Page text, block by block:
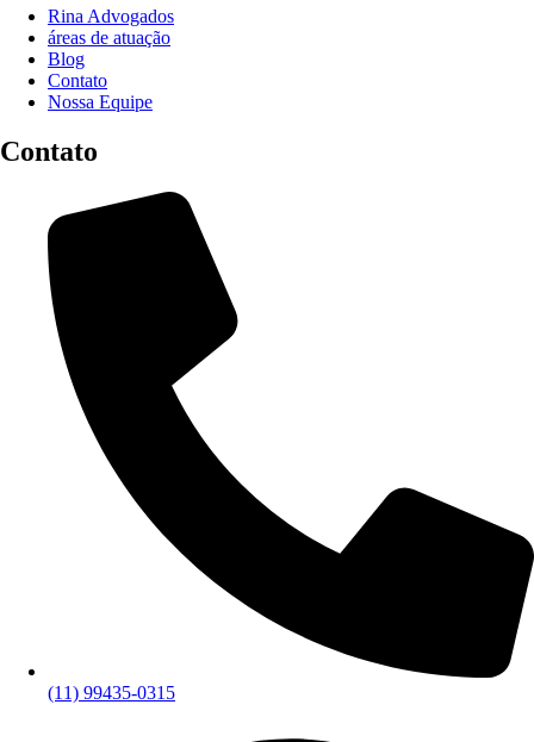
Rina Advogados
áreas de atuação
Blog
Contato
Nossa Equipe
Contato
(11) 99435-0315